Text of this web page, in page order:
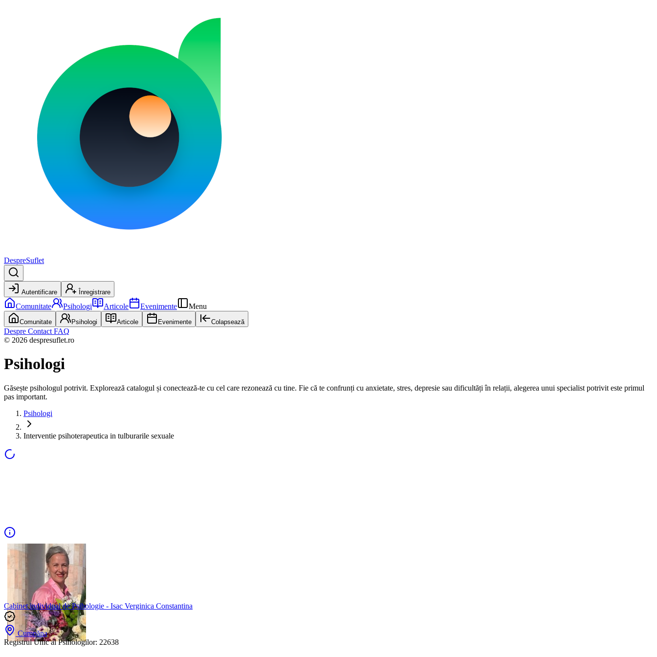
DespreSuflet
Autentificare Înregistrare
Comunitate Psihologi Articole Evenimente Menu
Comunitate Psihologi Articole Evenimente Colapsează
Despre Contact FAQ
© 2026 despresuflet.ro
Psihologi
Găsește psihologul potrivit. Explorează catalogul și conectează-te cu cel care rezonează cu tine. Fie că te confrunți cu anxietate, stres, depresie sau dificultăți în relații, alegerea unui specialist potrivit este primul
pas important.
Psihologi
Interventie psihoterapeutica in tulburarile sexuale
Cabinet individual de Psihologie - Isac Verginica Constantina
Cumpăna
Registrul Unic al Psihologilor: 22638